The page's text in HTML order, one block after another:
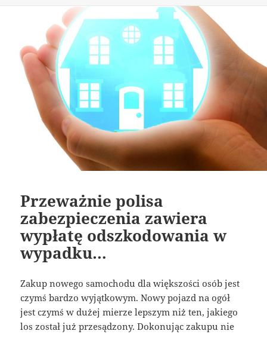
Przeważnie polisa
zabezpieczenia zawiera
wypłatę odszkodowania w
wypadku…
Zakup nowego samochodu dla większości osób jest
czymś bardzo wyjątkowym. Nowy pojazd na ogół
jest czymś w dużej mierze lepszym niż ten, jakiego
los został już przesądzony. Dokonując zakupu nie